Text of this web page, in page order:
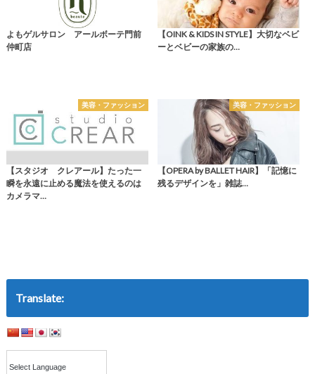
よもゲルサロン アールボーテ門前
仲町店
【OINK & KIDS IN STYLE】大切なベビ
ーとベビーの家族の…
美容・ファッション
【スタジオ クレアール】たった一
瞬を永遠に止める魔法を使えるのは
カメラマ…
美容・ファッション
【OPERA by BALLET HAIR】「記憶に
残るデザインを」雑誌…
Translate: